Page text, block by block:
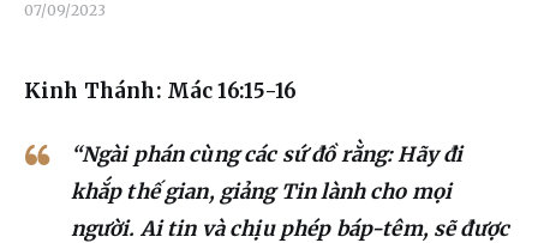
07/09/2023
Kinh Thánh: Mác 16:15-16
“Ngài phán cùng các sứ đồ rằng: Hãy đi
khắp thế gian, giảng Tin lành cho mọi
người. Ai tin và chịu phép báp-têm, sẽ được